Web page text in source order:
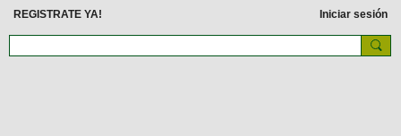
REGISTRATE YA! Iniciar sesión